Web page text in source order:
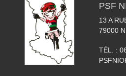
PSF
13 A
79000
TÉL. :